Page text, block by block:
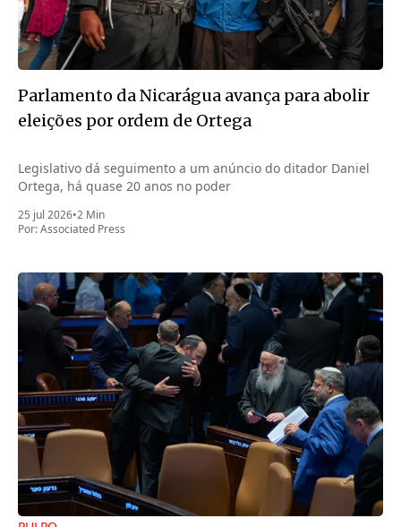
Parlamento da Nicarágua avança para abolir
eleições por ordem de Ortega
Legislativo dá seguimento a um anúncio do ditador Daniel
Ortega, há quase 20 anos no poder
25 jul 2026•2 Min
Por:Associated Press